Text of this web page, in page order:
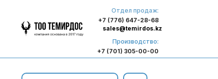
Отдел продаж:
+7 (776) 647-28-68
Производство:
+7 (701) 305-00-00
sales@temirdos.kz